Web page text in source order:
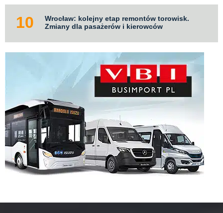
Wrocław: kolejny etap remontów torowisk.
Zmiany dla pasażerów i kierowców